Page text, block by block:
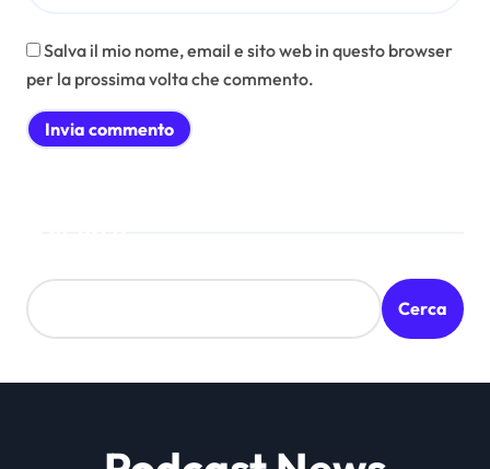
Salva il mio nome, email e sito web in questo browser
per la prossima volta che commento.
Cerca